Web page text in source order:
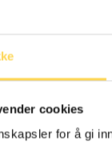
cookies
for å gi